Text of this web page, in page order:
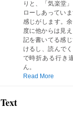
りと、「気楽堂
ローしあってい
感じがします。
度に他からは見
記を書いてる感
けるし、読んで
で時折ある行き
ん。
Read More
Text